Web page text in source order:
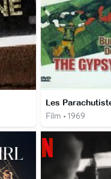
Les
Film • 1969